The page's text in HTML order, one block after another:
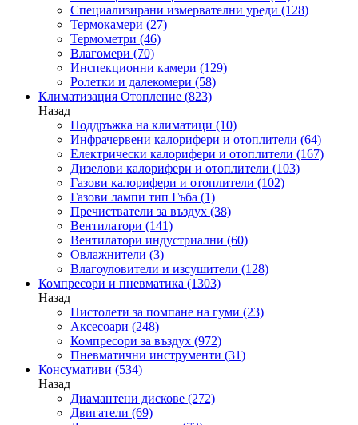
Специализирани измервателни уреди (128)
Термокамери (27)
Термометри (46)
Влагомери (70)
Инспекционни камери (129)
Ролетки и далекомери (58)
Климатизация Отопление (823)
Назад
Поддръжка на климатици (10)
Инфрачервени калорифери и отоплители (64)
Електрически калорифери и отоплители (167)
Дизелови калорифери и отоплители (103)
Газови калорифери и отоплители (102)
Газови лампи тип Гъба (1)
Пречистватели за въздух (38)
Вентилатори (141)
Вентилатори индустриални (60)
Овлажнители (3)
Влагоуловители и изсушители (128)
Компресори и пневматика (1303)
Назад
Пистолети за помпане на гуми (23)
Аксесоари (248)
Компресори за въздух (972)
Пневматични инструменти (31)
Консумативи (534)
Назад
Диамантени дискове (272)
Двигатели (69)